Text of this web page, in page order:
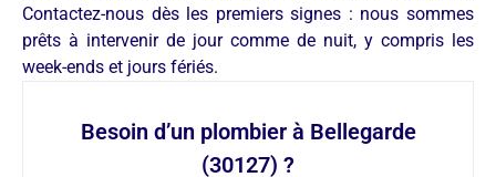
Contactez-nous dès les premiers signes : nous sommes
prêts à intervenir de jour comme de nuit, y compris les
week-ends et jours fériés.
Besoin d’un plombier à Bellegarde
(30127) ?